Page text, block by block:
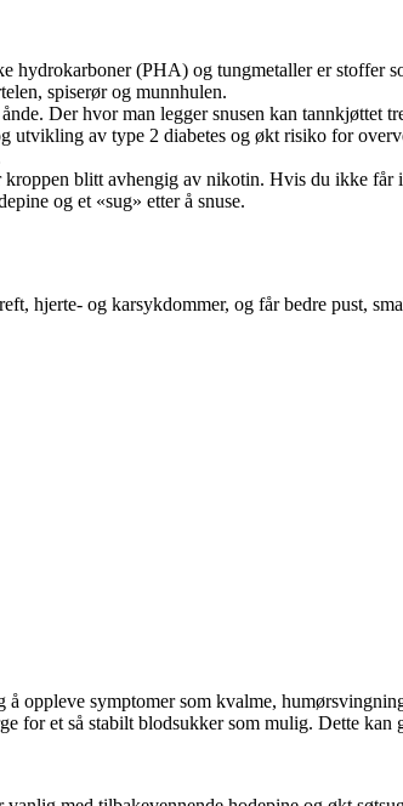
(PHA) og tungmetaller er stoffer
spiserør og munnhulen.
Der hvor man legger snusen kan tannkjøttet
utvikling av type 2 diabetes og økt risiko for
blitt avhengig av nikotin. Hvis du ikke får
og et «sug» etter å snuse.
hjerte- og karsykdommer, og får bedre pust,
oppleve symptomer som kvalme,
for et så stabilt blodsukker som mulig. Dette kan